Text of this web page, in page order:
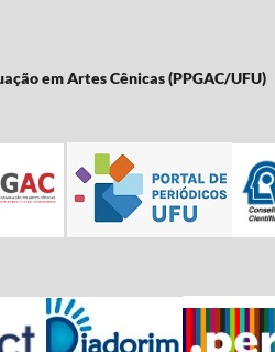
em Artes Cênicas (PPGAC/UFU)